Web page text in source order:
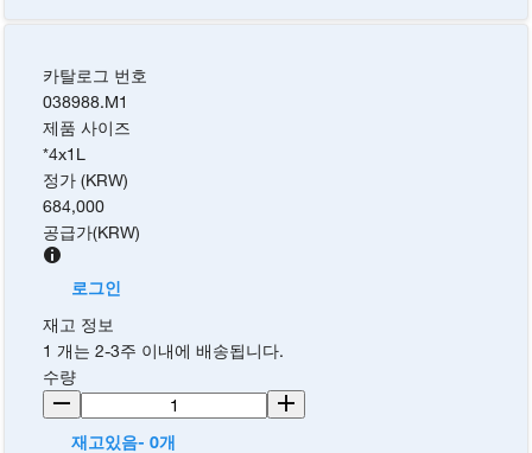
카탈로그 번호
038988.M1
제품 사이즈
*4x1L
정가 (KRW)
684,000
공급가(KRW)
로그인
재고 정보
1 개는 2-3주 이내에 배송됩니다.
수량
재고있음- 0개